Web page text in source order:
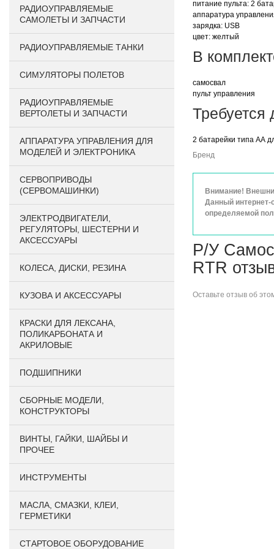
РАДИОУПРАВЛЯЕМЫЕ
САМОЛЕТЫ И ЗАПЧАСТИ
РАДИОУПРАВЛЯЕМЫЕ ТАНКИ
СИМУЛЯТОРЫ ПОЛЕТОВ
РАДИОУПРАВЛЯЕМЫЕ
ВЕРТОЛЕТЫ И ЗАПЧАСТИ
АППАРАТУРА УПРАВЛЕНИЯ ДЛЯ
МОДЕЛЕЙ И ЭЛЕКТРОНИКА
СЕРВОПРИВОДЫ
(СЕРВОМАШИНКИ)
ЭЛЕКТРОДВИГАТЕЛИ,
РЕГУЛЯТОРЫ, ШЕСТЕРНИ И
АКСЕССУАРЫ
КОЛЕСА, ДИСКИ, РЕЗИНА
КУЗОВА И АКСЕССУАРЫ
КРАСКИ ДЛЯ ЛЕКСАНА,
ПОЛИКАРБОНАТА И
АКРИЛОВЫЕ
ПОДШИПНИКИ
CБОРНЫЕ МОДЕЛИ,
КОНСТРУКТОРЫ
ВИНТЫ, ГАЙКИ, ШАЙБЫ И
ПРОЧЕЕ
ИНСТРУМЕНТЫ
МАСЛА, СМАЗКИ, КЛЕИ,
ГЕРМЕТИКИ
СТАРТОВОЕ ОБОРУДОВАНИЕ
питание пульта: 2
аппаратура
зарядка: USB
цвет: желтый
В
самосвал
пульт управления
Требуется
2 батарейки типа АА
Бренд
Внимание!
Данный интернет-
определяемой
Р/У
RTR
Оставьте отзыв об